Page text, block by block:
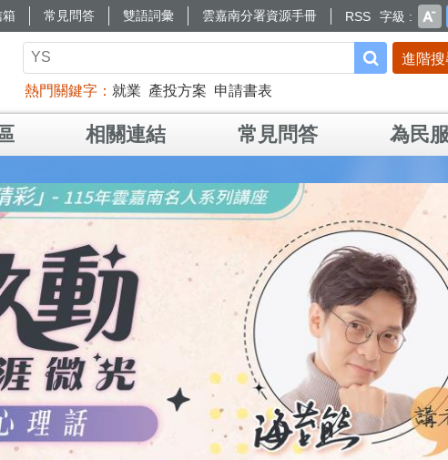
箱 常見問答 雙語詞彙 雲嘉南分署資源手冊 RSS 字級
進階搜
熱門關鍵字 就業 產投方案 申請書表
相關連結 常見問答 為民